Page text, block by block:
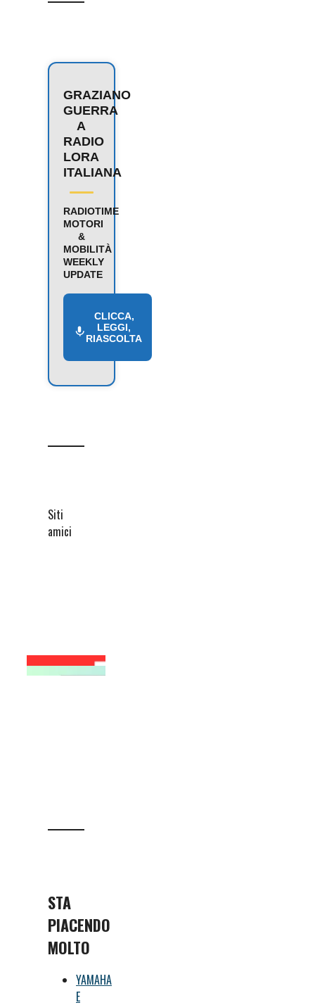
GRAZIANO
GUERRA
A
RADIO
LORA
ITALIANA
RADIOTIME
MOTORI
&
MOBILITÀ
WEEKLY
UPDATE
CLICCA,
LEGGI,
RIASCOLTA
Siti
amici
STA
PIACENDO
MOLTO
YAMAHA
E